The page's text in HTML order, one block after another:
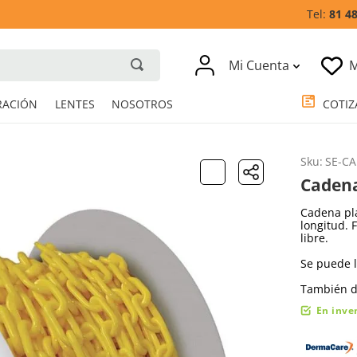
81
Mi Cuenta
Sku: SE-
Cadena
longitud.
libre.
Se puede
También
En